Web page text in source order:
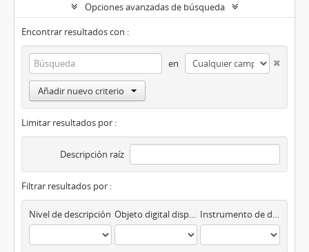
Opciones avanzadas de búsqueda
Encontrar resultados con :
en
Añadir nuevo criterio
Limitar resultados por :
Descripción raíz
Filtrar resultados por :
Nivel de descripción Objeto digital disponibles Instrumento de descripción